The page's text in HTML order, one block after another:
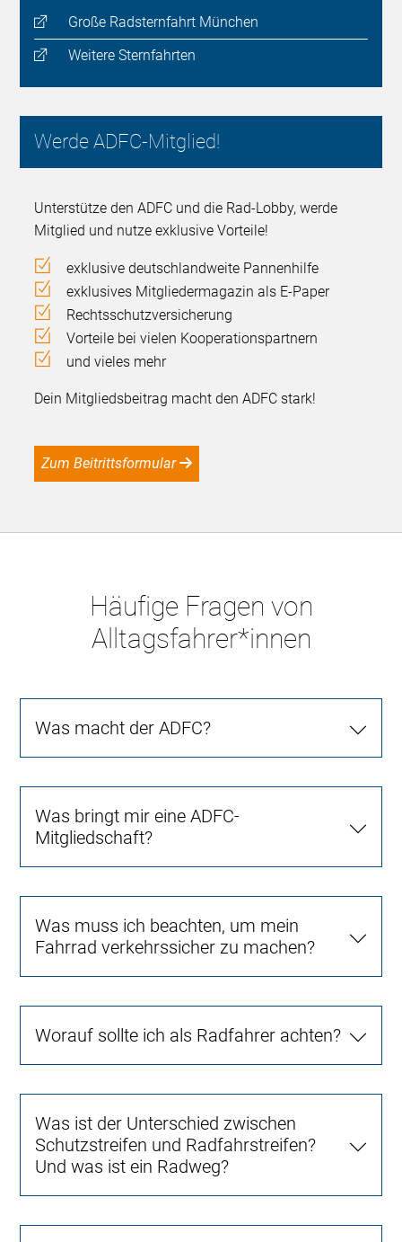
Große Radsternfahrt München
Weitere Sternfahrten
Werde ADFC-Mitglied!
Unterstütze den ADFC und die Rad-Lobby, werde
Mitglied und nutze exklusive Vorteile!
exklusive deutschlandweite Pannenhilfe
exklusives Mitgliedermagazin als E-Paper
Rechtsschutzversicherung
Vorteile bei vielen Kooperationspartnern
und vieles mehr
Dein Mitgliedsbeitrag macht den ADFC stark!
Zum Beitrittsformular
Häufige Fragen von
Alltagsfahrer*innen
Was macht der ADFC?
Was bringt mir eine ADFC-
Mitgliedschaft?
Was muss ich beachten, um mein
Fahrrad verkehrssicher zu machen?
Worauf sollte ich als Radfahrer achten?
Was ist der Unterschied zwischen
Schutzstreifen und Radfahrstreifen?
Und was ist ein Radweg?